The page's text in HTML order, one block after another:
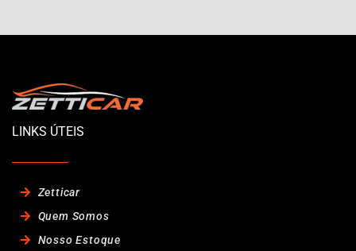
LINKS ÚTEIS
Zetticar
Quem Somos
Nosso Estoque